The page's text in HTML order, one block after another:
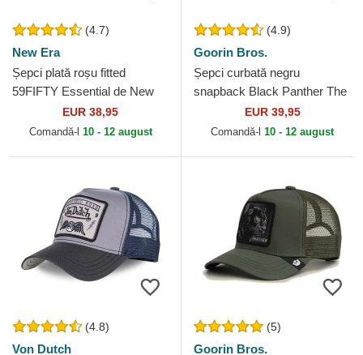
(4.7)
New Era
Șepci plată roșu fitted
59FIFTY Essential de New
York Yankees MLB de New
Era
EUR 38,95
Comandă-l 10 - 12 august
(4.9)
Goorin Bros.
Șepci curbată negru
snapback Black Panther The
Farm Goorin Bros.
EUR 39,95
Comandă-l 10 - 12 august
(4.8)
Von Dutch
(5)
Goorin Bros.